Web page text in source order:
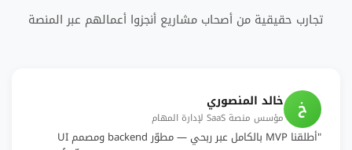
تجارب حقيقية من أصحاب مشاريع أنجزوا أعمالهم عبر المنصة
خ خالد المنصوري
مؤسس منصة SaaS لإدارة المهام
"أطلقنا MVP بالكامل عبر ربحي — مطوّر backend ومصمم UI